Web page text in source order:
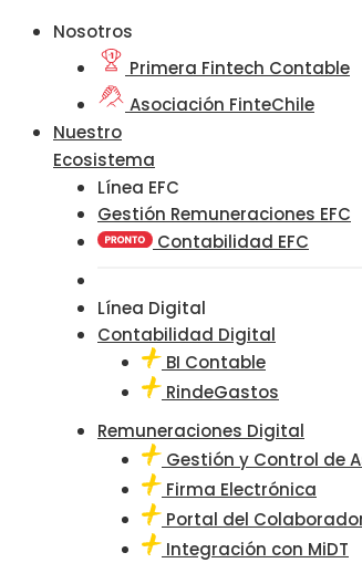
Nosotros
Primera Fintech Contable
Asociación FinteChile
Nuestro
Ecosistema
Línea EFC
Gestión Remuneraciones EFC
Contabilidad EFC
Línea Digital
Contabilidad Digital
BI Contable
RindeGastos
Remuneraciones Digital
Gestión y Control de
Firma Electrónica
Portal del
Integración con MiDT